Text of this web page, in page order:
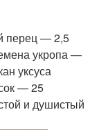
перец — 2,5
укропа —
уксуса
— 25
и душистый